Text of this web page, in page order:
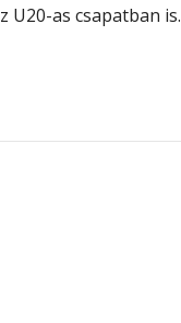
U20-as csapatban is.